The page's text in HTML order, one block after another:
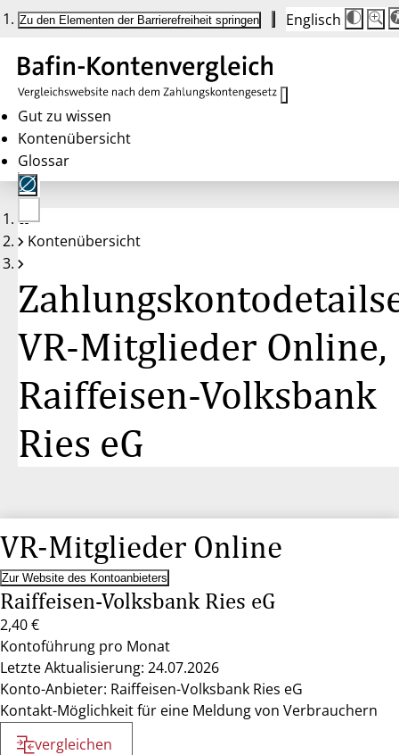
Zu den Elementen der Barrierefreiheit springen Englisch
Die
auf
100
100
Gut zu wissen
Kontenübersicht
Glossar
Keine
Konten
Kontenübersicht
VR-Mitglieder Online,
Raiffeisen-Volksbank
Ries eG
VR-Mitglieder Online
Zur Website des Kontoanbieters
Raiffeisen-Volksbank Ries eG
2,40 €
Kontoführung pro Monat
Letzte Aktualisierung: 24.07.2026
Konto-Anbieter: Raiffeisen-Volksbank Ries eG
Kontakt-Möglichkeit für eine Meldung von Verbrauchern
vergleichen